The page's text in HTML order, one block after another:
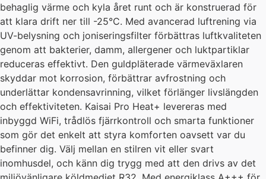
behaglig värme och kyla året runt och är konstruerad för
att klara drift ner till -25°C. Med avancerad luftrening via
UV-belysning och joniseringsfilter förbättras luftkvaliteten
genom att bakterier, damm, allergener och luktpartiklar
reduceras effektivt. Den guldpläterade värmeväxlaren
skyddar mot korrosion, förbättrar avfrostning och
underlättar kondensavrinning, vilket förlänger livslängden
och effektiviteten. Kaisai Pro Heat+ levereras med
inbyggd WiFi, trådlös fjärrkontroll och smarta funktioner
som gör det enkelt att styra komforten oavsett var du
befinner dig. Välj mellan en stilren vit eller svart
inomhusdel, och känn dig trygg med att den drivs av det